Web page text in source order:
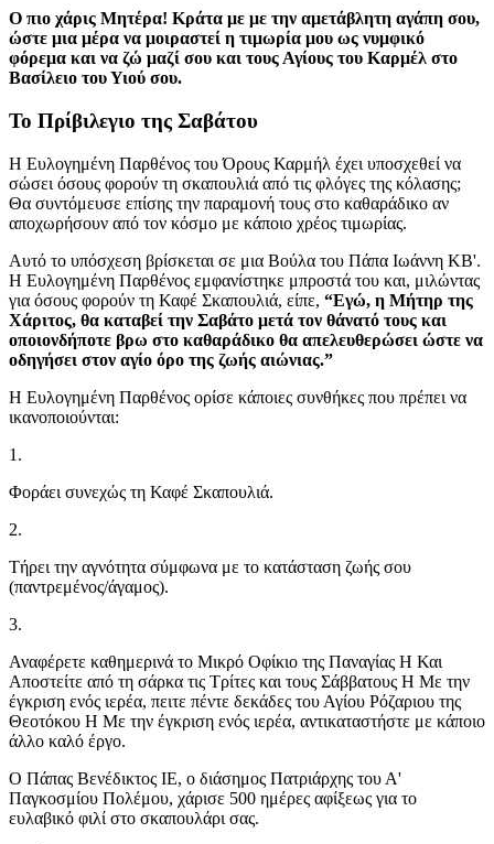
Ο πιο χάρις Μητέρα! Κράτα με με την αμετάβλητη αγάπη σου,
ώστε μια μέρα να μοιραστεί η τιμωρία μου ως νυμφικό
φόρεμα και να ζώ μαζί σου και τους Αγίους του Καρμέλ στο
Βασίλειο του Υιού σου.
Το Πρίβιλεγιο της Σαβάτου
Η Ευλογημένη Παρθένος του Όρους Καρμήλ έχει υποσχεθεί να
σώσει όσους φορούν τη σκαπουλιά από τις φλόγες της κόλασης;
Θα συντόμευσε επίσης την παραμονή τους στο καθαράδικο αν
αποχωρήσουν από τον κόσμο με κάποιο χρέος τιμωρίας.
Αυτό το υπόσχεση βρίσκεται σε μια Βούλα του Πάπα Ιωάννη ΚΒ'.
Η Ευλογημένη Παρθένος εμφανίστηκε μπροστά του και, μιλώντας
για όσους φορούν τη Καφέ Σκαπουλιά, είπε, “Εγώ, η Μήτηρ της
Χάριτος, θα καταβεί την Σαβάτο μετά τον θάνατό τους και
οποιονδήποτε βρω στο καθαράδικο θα απελευθερώσει ώστε να
οδηγήσει στον αγίο όρο της ζωής αιώνιας.”
Η Ευλογημένη Παρθένος ορίσε κάποιες συνθήκες που πρέπει να
ικανοποιούνται:
1.
Φοράει συνεχώς τη Καφέ Σκαπουλιά.
2.
Τήρει την αγνότητα σύμφωνα με το κατάσταση ζωής σου
(παντρεμένος/άγαμος).
3.
Αναφέρετε καθημερινά το Μικρό Οφίκιο της Παναγίας Η Και
Αποστείτε από τη σάρκα τις Τρίτες και τους Σάββατους Η Με την
έγκριση ενός ιερέα, πειτε πέντε δεκάδες του Αγίου Ρόζαριου της
Θεοτόκου Η Με την έγκριση ενός ιερέα, αντικαταστήστε με κάποιο
άλλο καλό έργο.
Ο Πάπας Βενέδικτος ΙΕ, ο διάσημος Πατριάρχης του Α'
Παγκοσμίου Πολέμου, χάρισε 500 ημέρες αφίξεως για το
ευλαβικό φιλί στο σκαπουλάρι σας.